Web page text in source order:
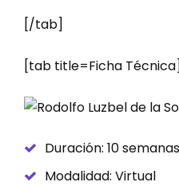
[/tab]
[tab title=Ficha Técnica]
Duración: 10 semanas
Modalidad: Virtual